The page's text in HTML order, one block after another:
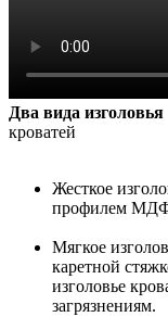
Два вида изголовья
кроватей
Жесткое
профилем МДФ
Мягкое
каретной
изголовье
загрязнениям.